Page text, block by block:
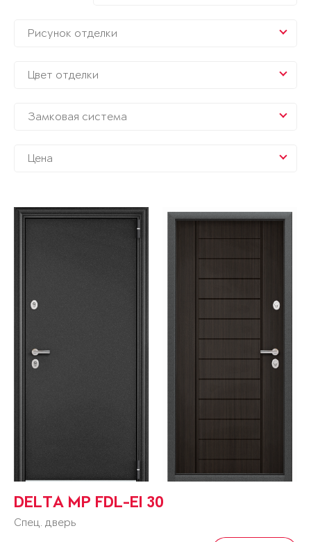
Рисунок отделки
Цвет отделки
Замковая система
Цена
DELTA MP FDL-EI 30
Спец. дверь